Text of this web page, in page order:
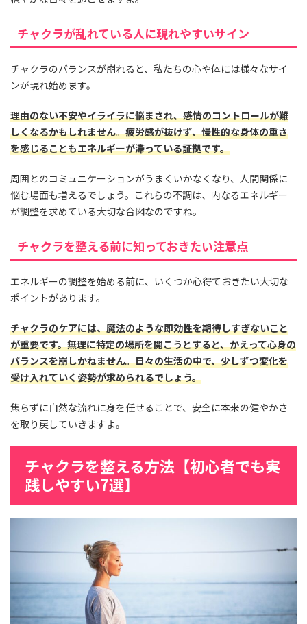
チャクラが乱れている人に現れやすいサイン
チャクラのバランスが崩れると、私たちの心や体には様々なサイ
ンが現れ始めます。
理由のない不安やイライラに悩まされ、感情のコントロールが難
しくなるかもしれません。疲労感が抜けず、慢性的な身体の重さ
を感じることもエネルギーが滞っている証拠です。
周囲とのコミュニケーションがうまくいかなくなり、人間関係に
悩む場面も増えるでしょう。これらの不調は、内なるエネルギー
が調整を求めている大切な合図なのですね。
チャクラを整える前に知っておきたい注意点
エネルギーの調整を始める前に、いくつか心得ておきたい大切な
ポイントがあります。
チャクラのケアには、魔法のような即効性を期待しすぎないこと
が重要です。無理に特定の場所を開こうとすると、かえって心身の
バランスを崩しかねません。日々の生活の中で、少しずつ変化を
受け入れていく姿勢が求められるでしょう。
焦らずに自然な流れに身を任せることで、安全に本来の健やかさ
を取り戻していきますよ。
チャクラを整える方法【初心者でも実
践しやすい7選】